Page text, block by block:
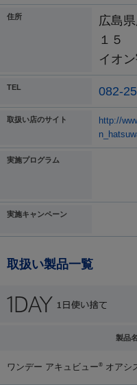
住所
広島
１５
イオ
TEL 082-
取扱い店のサイト
http://
実施プログラム
実施キャンペーン
取扱い製品一覧
製品名
ワンデー アキュビュー® オアシ